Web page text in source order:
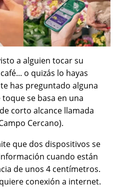
a alguien tocar su
o quizás lo hayas
has preguntado alguna
toque se basa en una
corto alcance llamada
Cercano).
que dos dispositivos se
cuando están
de unos 4 centímetros.
conexión a internet.